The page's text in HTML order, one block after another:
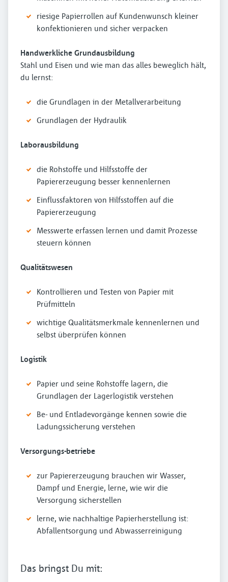
riesige Papierrollen auf Kundenwunsch kleiner
konfektionieren und sicher verpacken
Handwerkliche Grundausbildung
Stahl und Eisen und wie man das alles beweglich hält,
du lernst:
die Grundlagen in der Metallverarbeitung
Grundlagen der Hydraulik
Laborausbildung
die Rohstoffe und Hilfsstoffe der
Papiererzeugung besser kennenlernen
Einflussfaktoren von Hilfsstoffen auf die
Papiererzeugung
Messwerte erfassen lernen und damit Prozesse
steuern können
Qualitätswesen
Kontrollieren und Testen von Papier mit
Prüfmitteln
wichtige Qualitätsmerkmale kennenlernen und
selbst überprüfen können
Logistik
Papier und seine Rohstoffe lagern, die
Grundlagen der Lagerlogistik verstehen
Be- und Entladevorgänge kennen sowie die
Ladungssicherung verstehen
Versorgungs-betriebe
zur Papiererzeugung brauchen wir Wasser,
Dampf und Energie, lerne, wie wir die
Versorgung sicherstellen
lerne, wie nachhaltige Papierherstellung ist:
Abfallentsorgung und Abwasserreinigung
Das bringst Du mit: